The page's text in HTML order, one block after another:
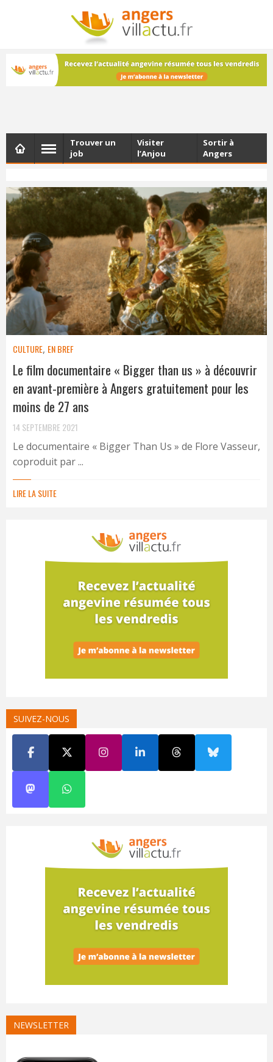
NEWSLETTER
Les dernières actualités d'Angers, chaque vendredi dans
votre boîte e-mail
Trouver un
job
Visiter
l’Anjou
Sortir à
Angers
CULTURE, EN BREF
Le film documentaire « Bigger than us » à découvrir
en avant-première à Angers gratuitement pour les
moins de 27 ans
14 SEPTEMBRE 2021
Le documentaire « Bigger Than Us » de Flore Vasseur,
coproduit par ...
LIRE LA SUITE
SUIVEZ-NOUS
NEWSLETTER